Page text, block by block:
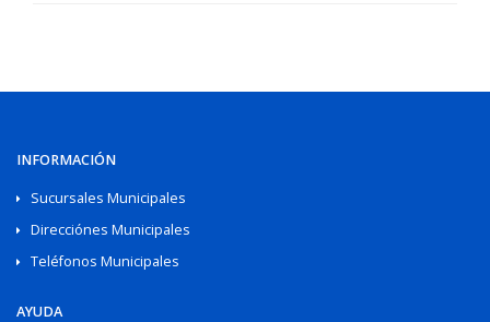
INFORMACIÓN
Sucursales Municipales
Direcciónes Municipales
Teléfonos Municipales
AYUDA